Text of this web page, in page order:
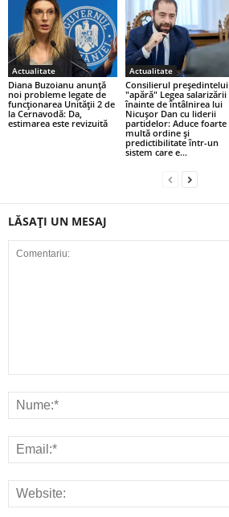
Actualitate
Diana Buzoianu anunță
noi probleme legate de
funcționarea Unității 2 de
la Cernavodă: Da,
estimarea este revizuită
Actualitate
Consilierul președintelui
"apără" Legea salarizării
înainte de întâlnirea lui
Nicuşor Dan cu liderii
partidelor: Aduce foarte
multă ordine şi
predictibilitate într-un
sistem care e...
LĂSAȚI UN MESAJ